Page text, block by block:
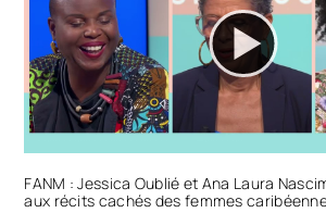
FANM : Jessica Oublié et Ana Laura
aux récits cachés des femmes